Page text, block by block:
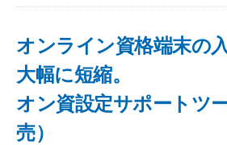
オンライン資格端末の
大幅に短縮。
オン資設定サポートツ
売）